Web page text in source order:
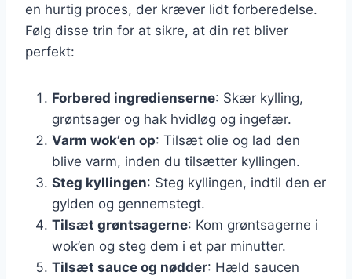
en hurtig proces, der kræver lidt forberedelse.
Følg disse trin for at sikre, at din ret bliver
perfekt:
Forbered ingredienserne: Skær kylling,
grøntsager og hak hvidløg og ingefær.
Varm wok’en op: Tilsæt olie og lad den
blive varm, inden du tilsætter kyllingen.
Steg kyllingen: Steg kyllingen, indtil den er
gylden og gennemstegt.
Tilsæt grøntsagerne: Kom grøntsagerne i
wok’en og steg dem i et par minutter.
Tilsæt sauce og nødder: Hæld saucen